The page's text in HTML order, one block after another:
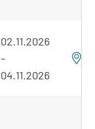
02.11.2026
–
04.11.2026